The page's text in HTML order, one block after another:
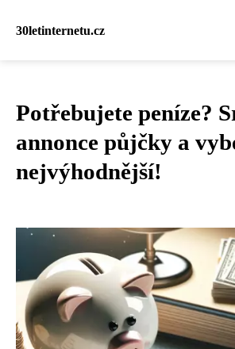
30letinternetu.cz
Potřebujete peníze?
annonce půjčky a
nejvýhodnější!